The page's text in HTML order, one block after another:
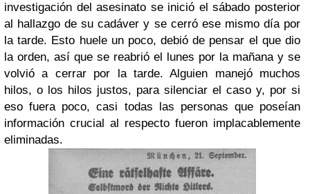
investigación del asesinato se inició el sábado posterior
al hallazgo de su cadáver y se cerró ese mismo día por
la tarde. Esto huele un poco, debió de pensar el que dio
la orden, así que se reabrió el lunes por la mañana y se
volvió a cerrar por la tarde. Alguien manejó muchos
hilos, o los hilos justos, para silenciar el caso y, por si
eso fuera poco, casi todas las personas que poseían
información crucial al respecto fueron implacablemente
eliminadas.